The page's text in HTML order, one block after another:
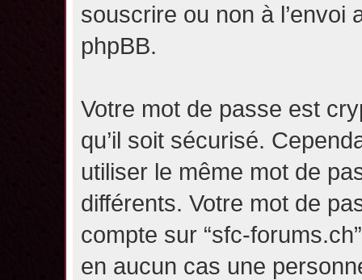
souscrire ou non à l’envoi
phpBB.
Votre mot de passe est
qu’il soit sécurisé.
utiliser le même mot de
différents. Votre mot de
compte sur “sfc-
en aucun cas une